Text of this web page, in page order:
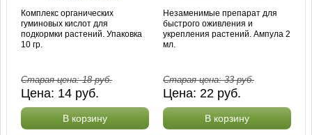
Комплекс органических
гуминовых кислот для
подкормки растений. Упаковка
10 гр.
Старая цена:18руб.
Цена: 14 руб.
В корзину
Незаменимые препарат для
быстрого оживления и
укрепления растений. Ампула 2
мл.
Старая цена:33руб.
Цена: 22 руб.
В корзину